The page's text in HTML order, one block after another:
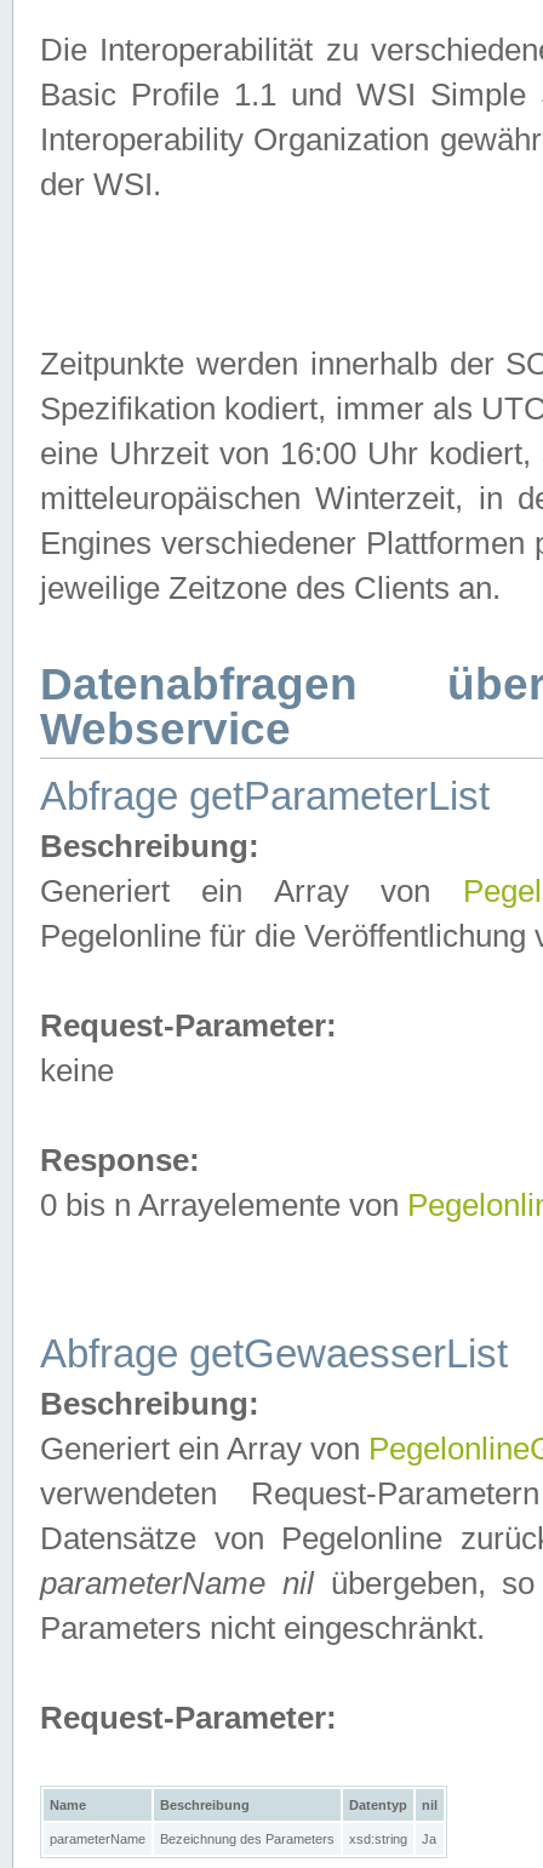
Die Interoperabilität zu
Basic Profile 1.1 und WSI
Interoperability Organization
der WSI.
Zeitpunkte werden innerhalb der
Spezifikation kodiert, immer als
eine Uhrzeit von 16:00 Uhr
mitteleuropäischen Winterzeit, in
Engines verschiedener
jeweilige Zeitzone des Clients an.
Datenabfragen
Webservice
Abfrage getParameterList
Beschreibung:
Generiert ein Array von
Pegelonline für die Veröffentlichung
Request-Parameter:
keine
Response:
0 bis n Arrayelemente von
Abfrage getGewaesserList
Beschreibung:
Generiert ein Array von
verwendeten Request-
Datensätze von Pegelonline
parameterName nilübergeben, so
Parameters nicht eingeschränkt.
Request-Parameter:
Name Beschreibung Datentyp nil
parameterName Bezeichnung des Parameters xsd:string Ja